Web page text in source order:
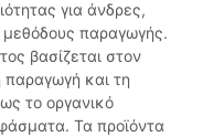
για άνδρες,
μεθόδους παραγωγής.
βασίζεται στον
παραγωγή και τη
το οργανικό
Τα προϊόντα